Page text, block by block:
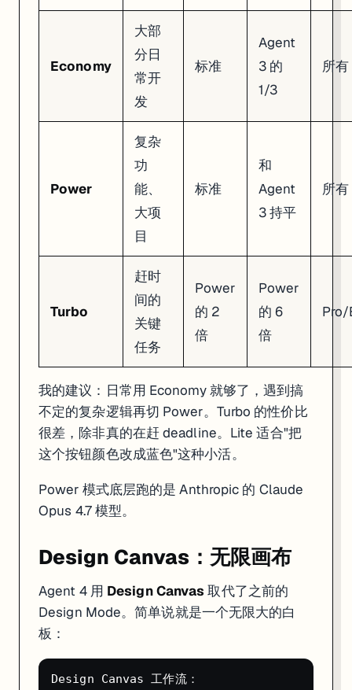
PostgreSQL 数据库
跟 Agent 说"加个数据库"，它会在大约 15 秒内自动：
创建一个 PostgreSQL 实例（10GB 免费存储，1 CPU，4GB 内
写好数据访问代码（通常用 Drizzle ORM）
可以直接在浏览器里可视化查看和编辑数据库
-- Agent 自动生成的 schema 示例（Drizzle ORM）
-- 你不需要手写这些，Agent 会根据你的描述自动创建
  title VARCHAR(255) NOT NULL,
  created_at TIMESTAMP DEFAULT NOW()
2025 年 12 月起，所有新数据库都跑在 Replit 自建的基础设施上（之
Replit Auth：一句话加登录
跟 Agent 说"加上用户登录功能"，它会自动配好 Replit Auth。用户点
底层用的是 Firebase + Google Cloud Identity Platform + reCAPTCHA
限制：目前只能通过 Agent 来配置 Replit Auth，没有手动配置的入口。
这是 Replit Agent 最实用的保险机制。Agent 每完成一个阶段的任务
完整的代码状态
项目配置
数据库内容 （可选）
关键特性： 双向导航
回滚时如果需要同时恢复数据库，在 "Additional rollback options" 里
Economy
大部
分日
常开
发
标准
Agent
3 的
1/3
所有
Power
复杂
功
能、
大项
目
标准
和
Agent
3 持平
所有
Turbo
赶时
间的
关键
任务
Power
的 2
倍
Power
的 6
倍
Pro/
我的建议：日常用 Economy 就够了，遇到搞
不定的复杂逻辑再切 Power。Turbo 的性价比
很差，除非真的在赶 deadline。Lite 适合"把
这个按钮颜色改成蓝色"这种小活。
Power 模式底层跑的是 Anthropic 的 Claude
Opus 4.7 模型。
Design Canvas：无限画布
Agent 4 用 Design Canvas 取代了之前的
Design Mode。简单说就是一个无限大的白
板：
Design Canvas 工作流：